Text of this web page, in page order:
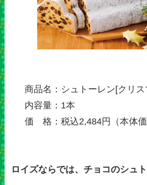
商品名：シュトーレン[クリス
内容量：1本
価 格：税込2,484円（本体価
ロイズならでは、チョコのシュ